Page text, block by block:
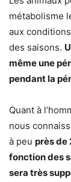
métabolisme
aux
des saisons.
même une
pendant la
Quant à
nous
à peu près de
fonction des
sera très